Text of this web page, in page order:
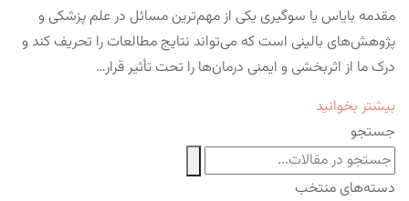
مقدمه بایاس یا سوگیری یکی از مهم‌ترین مسائل در علم پزشکی و
پژوهش‌های بالینی است که می‌تواند نتایج مطالعات را تحریف کند و
درک ما از اثربخشی و ایمنی درمان‌ها را تحت تأثیر قرار…
بیشتر بخوانید
جستجو
دسته‌های منتخب